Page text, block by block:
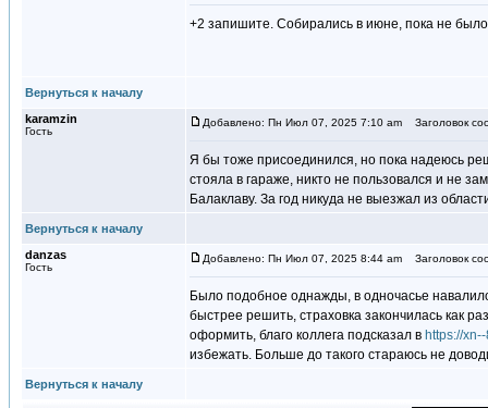
+2 запишите. Собирались в июне, пока не
Вернуться к началу
karamzin
Гость
Добавлено: Пн Июл 07, 2025 7:10 am Заголовок
Я бы тоже присоединился, но пока надеюсь
стояла в гараже, никто не пользовался и не
Балаклаву. За год никуда не выезжал из
Вернуться к началу
danzas
Гость
Добавлено: Пн Июл 07, 2025 8:44 am Заголовок
Было подобное однажды, в одночасье
быстрее решить, страховка закончилась как
оформить, благо коллега подсказал в https://
избежать. Больше до такого стараюсь не
Вернуться к началу